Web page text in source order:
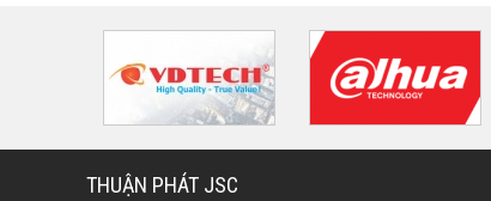
THUẬN PHÁT JSC